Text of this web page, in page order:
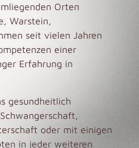
Orten
Warstein,
seit vielen Jahren
einer
Erfahrung in
gesundheitlich
oder mit einigen
in jeder weiteren